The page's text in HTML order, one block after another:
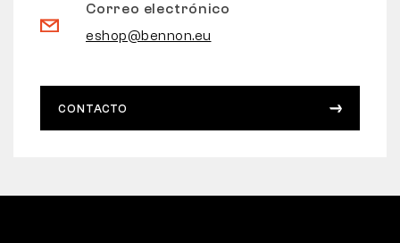
Correo electrónico
eshop@bennon.eu
CONTACTO